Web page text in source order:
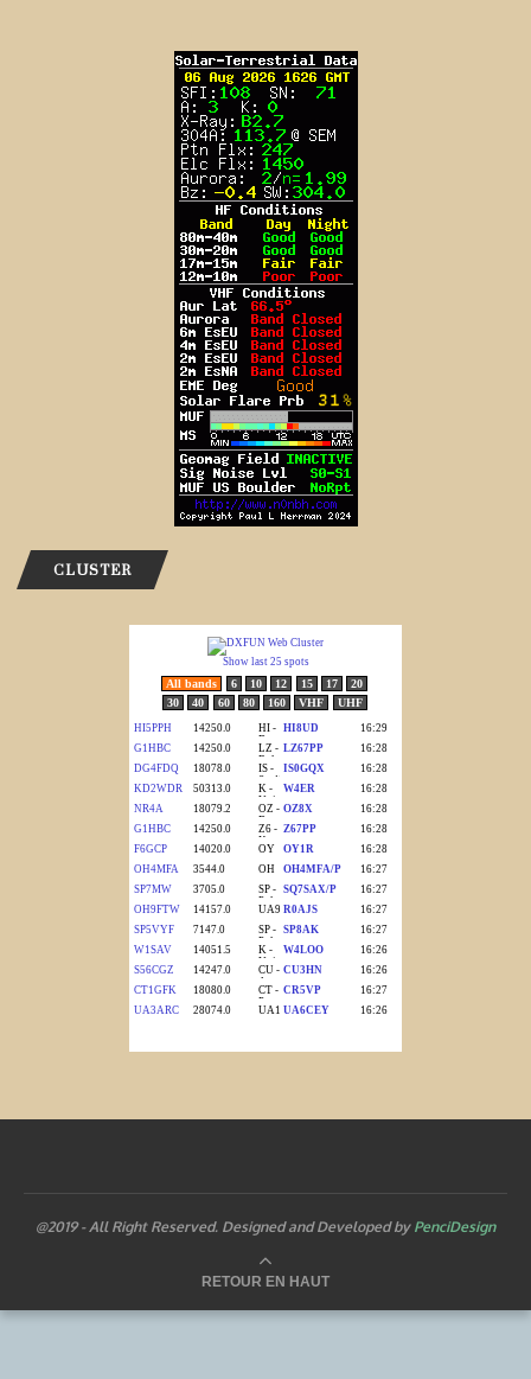
CLUSTER
@2019 - All Right Reserved. Designed and Developed by PenciDesign
RETOUR EN HAUT